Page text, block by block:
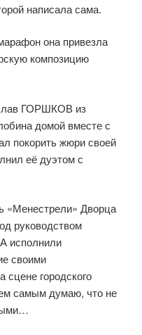
написала сама.
она привезла
композицию
ГОРШКОВ из
домой вместе с
покорить жюри своей
её дуэтом с
«Менестрели» Дворца
руководством
исполнили
своими
городского
самым думаю, что не